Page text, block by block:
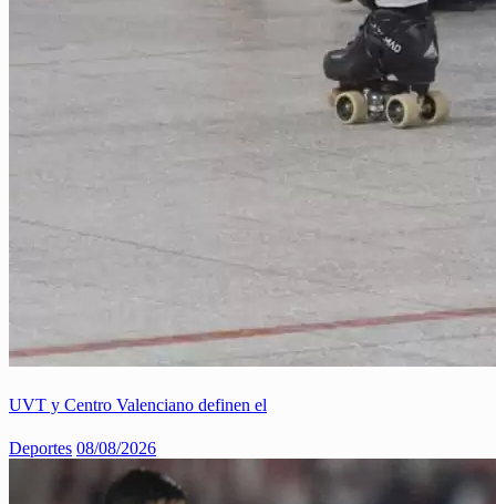
UVT y Centro Valenciano definen el
Deportes 08/08/2026